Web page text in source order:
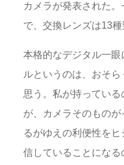
カメラが発表された
で、交換レンズは13種
本格的なデジタル一
ルというのは、おそ
思う。私が持ってい
が、カメラそのもの
るがゆえの利便性を
信していることにな